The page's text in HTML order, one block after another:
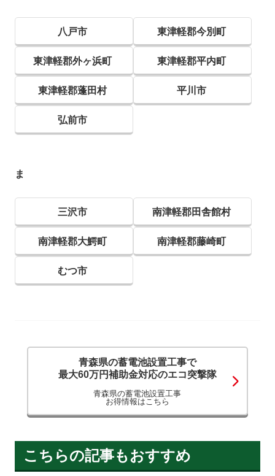
八戸市 東津軽郡今別町
東津軽郡外ヶ浜町 東津軽郡平内町
東津軽郡蓬田村 平川市
弘前市
ま
三沢市 南津軽郡田舎館村
南津軽郡大鰐町 南津軽郡藤崎町
むつ市
青森県の蓄電池設置工事で
最大60万円補助金対応のエコ突撃隊
青森県の蓄電池設置工事
お得情報はこちら
こちらの記事もおすすめ